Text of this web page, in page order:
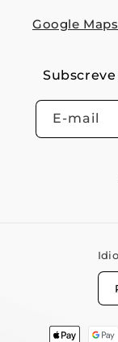
Google Maps
E-mail
Métodos